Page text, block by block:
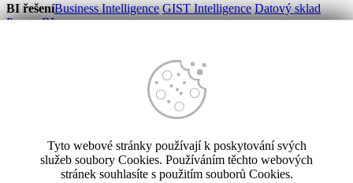
BI řešeníBusiness Intelligence GIST Intelligence Datový sklad
Power BI
Audit controllingové podpory
SW na míru GIST aplikace
ReferencePřípadové studie
Obchod Utility Veřejná správa Služby
Tyto webové stránky používají k poskytování svých
služeb soubory Cookies. Používáním těchto webových
stránek souhlasíte s použitím souborů Cookies.